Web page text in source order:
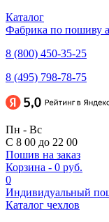
Каталог
Фабрика по пошиву
8 (800) 450-35-25
8 (495) 798-78-75
Пн - Вс
С 8 00 до 22 00
Пошив на заказ
Корзина - 0 руб.
0
Индивидуальный
Каталог чехлов